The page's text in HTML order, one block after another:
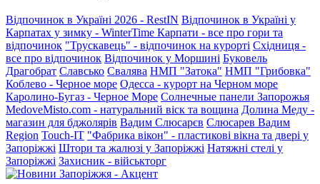
Відпочинок в Україні 2026 - RestIN Відпочинок в Україні у
Карпатах у зимку - WinterTime Карпати - все про гори та
відпочинок "Трускавець" - відпочинок на курорті Східниця -
все про відпочинок Відпочинок у Моршині Буковель
Драгобрат Славсько Свалява НМП "Затока" НМП "Грибовка"
Коблево - Черное море Одесса - курорт на Черном море
Каролино-Бугаз - Черное Море Солнечные панели Запорожья
MedoveMisto.com - натуральний віск та вощина Долина Меду -
магазин для бджолярів Вадим Слюсарєв Слюсарев Вадим
Region Touch-IT "Фабрика вікон" - пластикові вікна та двері у
Запоріжжі Штори та жалюзі у Запоріжжі Натяжні стелі у
Запоріжжі Захисник - військторг